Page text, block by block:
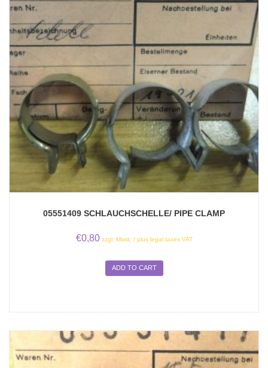
05551409 SCHLAUCHSCHELLE/ PIPE CLAMP
€0,80 zzgl. Mwst. / plus legal taxes VAT
ADD TO CART